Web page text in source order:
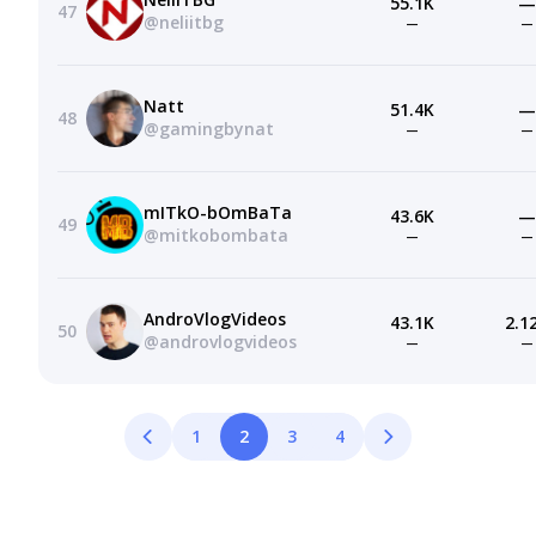
47
@neliitbg
— —
48
Natt
@gamingbynat
51.4K
—
—
—
49
mITkO-bOmBaTa
@mitkobombata
43.6K
—
—
—
50
AndroVlogVideos
@androvlogvideos
43.1K
— —
1 2 3 4